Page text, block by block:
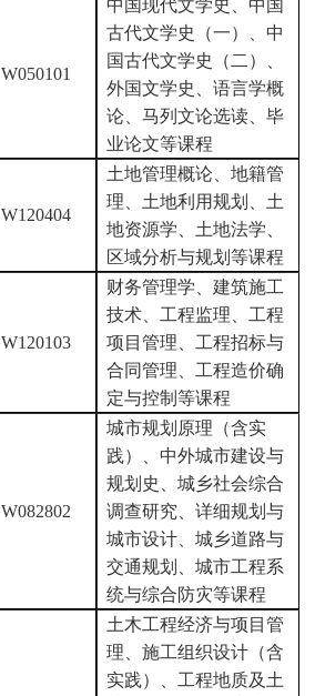
W050101
中国现代文学史、中国
古代文学史（一）、中
国古代文学史（二）、
外国文学史、语言学概
论、马列文论选读、毕
业论文等课程
W120404
土地管理概论、地籍管
理、土地利用规划、土
地资源学、土地法学、
区域分析与规划等课程
W120103
财务管理学、建筑施工
技术、工程监理、工程
项目管理、工程招标与
合同管理、工程造价确
定与控制等课程
W082802
城市规划原理（含实
践）、中外城市建设与
规划史、城乡社会综合
调查研究、详细规划与
城市设计、城乡道路与
交通规划、城市工程系
统与综合防灾等课程
土木工程经济与项目管
理、施工组织设计（含
实践）、工程地质及土